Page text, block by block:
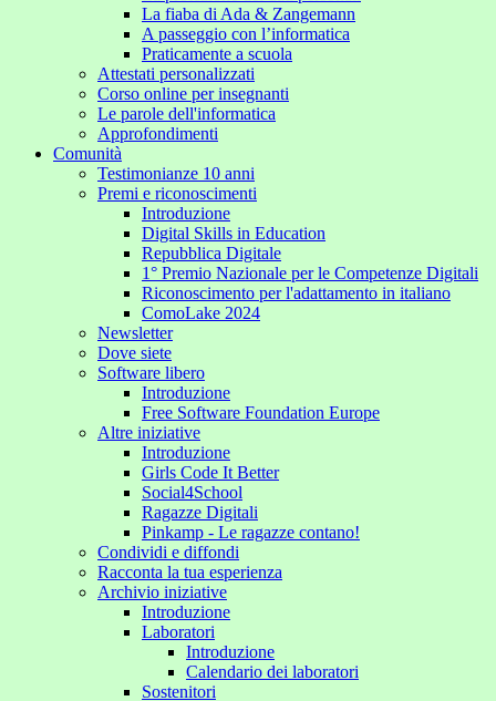
La fiaba di Ada & Zangemann
A passeggio con l’informatica
Praticamente a scuola
Attestati personalizzati
Corso online per insegnanti
Le parole dell'informatica
Approfondimenti
Comunità
Testimonianze 10 anni
Premi e riconoscimenti
Introduzione
Digital Skills in Education
Repubblica Digitale
1° Premio Nazionale per le Competenze Digitali
Riconoscimento per l'adattamento in italiano
ComoLake 2024
Newsletter
Dove siete
Software libero
Introduzione
Free Software Foundation Europe
Altre iniziative
Introduzione
Girls Code It Better
Social4School
Ragazze Digitali
Pinkamp - Le ragazze contano!
Condividi e diffondi
Racconta la tua esperienza
Archivio iniziative
Introduzione
Laboratori
Introduzione
Calendario dei laboratori
Sostenitori